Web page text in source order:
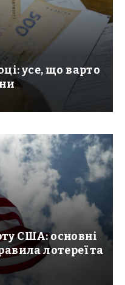
усе, що варто
США: основні
лотереї та